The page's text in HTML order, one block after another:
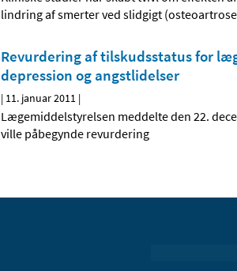
lindring af smerter ved slidgigt
Revurdering af tilskudsstatus for
depression og angstlidelser
| 11. januar 2011 |
Lægemiddelstyrelsen meddelte den 22.
ville påbegynde revurdering